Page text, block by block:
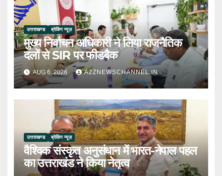
उत्तराखण्ड ब्रेकिंग न्यूज़
मुख्य निर्वाचन अधिकारी ने लिया राजनैतिक
दलों से SIR पर फीडबैक
AUG 6, 2026 A2ZNEWSCHANNEL.IN
उत्तराखण्ड ब्रेकिंग न्यूज़
वैश्विक संस्कृत अनुसंधान में भारत-नेपाल पहल
का उत्तराखंड ने किया नेतृत्व